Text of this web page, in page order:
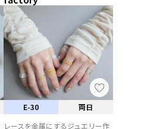
E-30
両日
レースを金属にするジュエリー作